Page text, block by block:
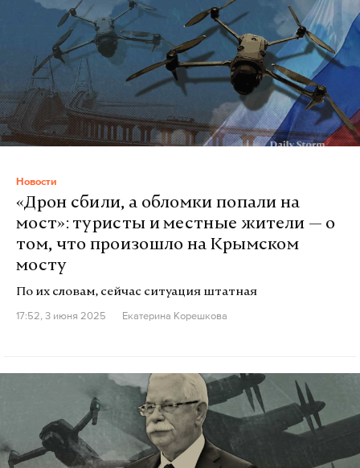
Новости
«Дрон сбили, а обломки попали на
мост»: туристы и местные жители — о
том, что произошло на Крымском
мосту
По их словам, сейчас ситуация штатная
17:52, 3 июня 2025
Екатерина Корешкова